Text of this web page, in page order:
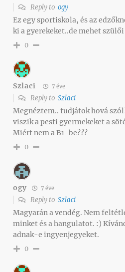
Reply to ogy
Ez egy sportiskola, és az
ki a gyerekeket..de mehet
0
Szlaci 7 éve
Reply to Szlaci
Megnéztem.. tudjátok hová
viszik a pesti gyermekeket a
Miért nem a B1-be???
0
ogy 7 éve
Reply to Szlaci
Magyarán a vendég. Nem
minket és a hangulatot. :)
adnak-e ingyenjegyeket.
0